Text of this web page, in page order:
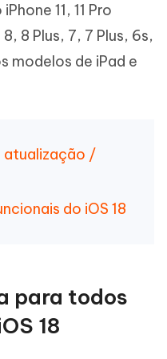
11, 11 Pro
8 Plus, 7, 7 Plus, 6s,
modelos de iPad e
atualização /
do iOS 18
para todos
18